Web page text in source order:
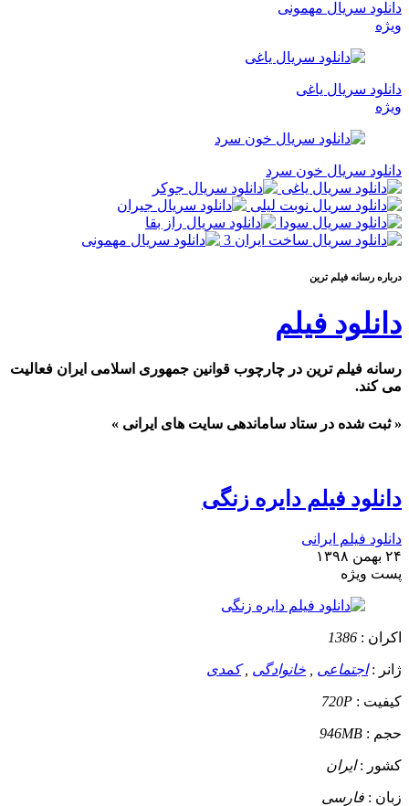
دانلود سریال مهمونی
ویژه
دانلود سریال یاغی
ویژه
دانلود سریال خون سرد
درباره رسانه فیلم ترین
دانلود فیلم
رسانه فیلم ترین در چارچوب قوانین جمهوری اسلامی ایران فعالیت
می کند.
« ثبت شده در ستاد ساماندهی سایت های ایرانی »
دانلود فیلم دایره زنگی
دانلود فیلم ایرانی
۲۴ بهمن ۱۳۹۸
پست ويژه
اکران : 1386
ژانر :اجتماعی خانوادگی ,کمدی
کیفیت : 720P
حجم : 946MB
کشور :ایران
زبان : فارسی